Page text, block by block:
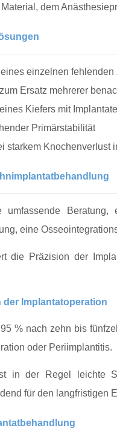
dem
einzelnen fehlenden
Ersatz mehrerer
Kiefers mit
Primärstabilität
starkem Knochenverlust
Beratung,
eine
die Präzision der
Implantatoperation
% nach zehn bis
oder Periimplantitis.
in der Regel leichte
für den langfristigen